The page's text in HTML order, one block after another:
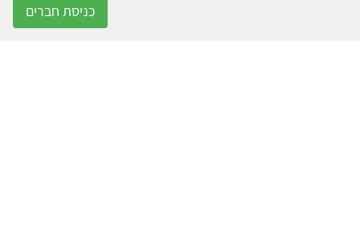
כניסת חברים